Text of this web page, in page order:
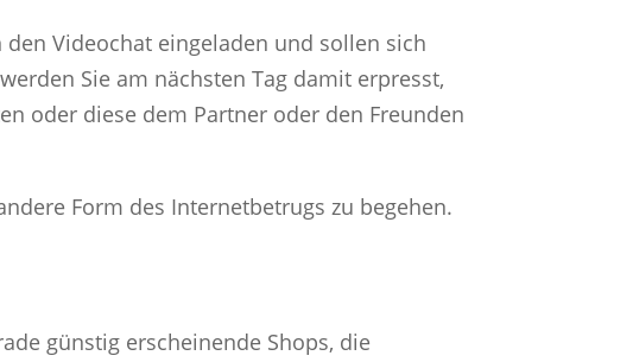
Videochat eingeladen und sollen sich
Sie am nächsten Tag damit erpresst,
oder diese dem Partner oder den Freunden
Form des Internetbetrugs zu begehen.
günstig erscheinende Shops, die